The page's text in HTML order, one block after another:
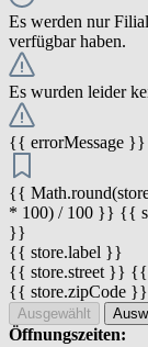
Es werden nur
verfügbar haben.
Es wurden leider
{{ errorMessage }}
{{
* 100) / 100 }} {{
}}
{{ store.label }}
{{ store.street }} {{
{{ store.zipCode
Ausgewählt
Öffnungszeiten: